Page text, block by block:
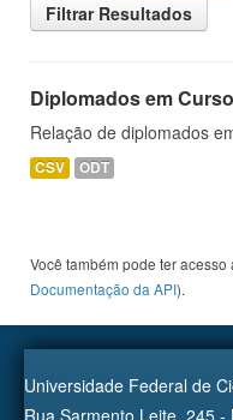
Filtrar Resultados
Diplomados em
Relação de diplomados
CSV ODT
Você também pode ter
Documentação da API).
Universidade Federal de
Rua Sarmento Leite, 245